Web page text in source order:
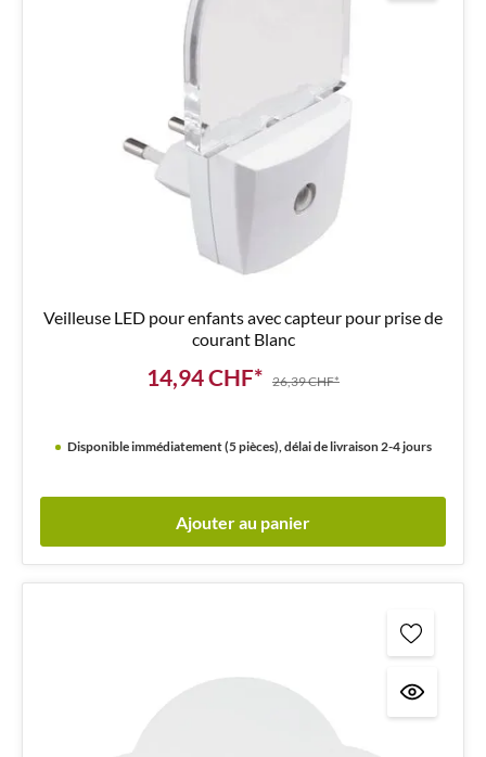
Veilleuse LED pour enfants avec capteur pour prise de
courant Blanc
14,94 CHF* 26,39 CHF*
Disponible immédiatement (5 pièces), délai de livraison 2-4 jours
Ajouter au panier